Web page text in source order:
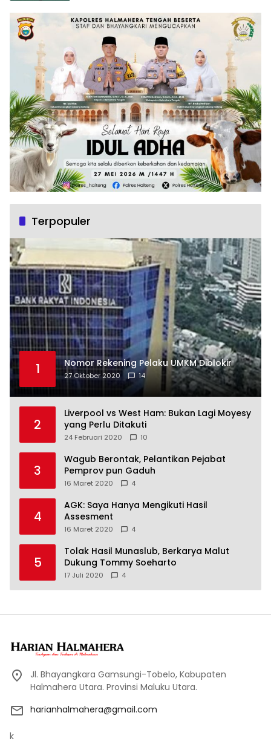
Terpopuler
1 Nomor Rekening Pelaku UMKM Diblokir
27 Oktober 2020 14
2
Liverpool vs West Ham: Bukan Lagi Moyesy
yang Perlu Ditakuti
24 Februari 2020 10
3
Wagub Berontak, Pelantikan Pejabat
Pemprov pun Gaduh
16 Maret 2020 4
4
AGK: Saya Hanya Mengikuti Hasil
Assesment
16 Maret 2020 4
5
Tolak Hasil Munaslub, Berkarya Malut
Dukung Tommy Soeharto
17 Juli 2020 4
Jl. Bhayangkara Gamsungi-Tobelo, Kabupaten
Halmahera Utara. Provinsi Maluku Utara.
harianhalmahera@gmail.com
k